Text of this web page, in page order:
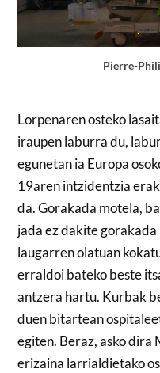
Pierre-
Lorpenaren osteko
iraupen laburra du,
egunetan ia Europa
19aren intzidentzia
da. Gorakada motela,
jada ez dakite
laugarren olatuan
erraldoi bateko beste
antzera hartu. Kurbak
duen bitartean
egiten. Beraz, asko dira
erizaina larrialdietako